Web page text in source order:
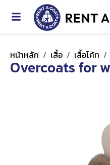
หน้าหลัก / เสื้อ / เสื้อโค้ท /
Overcoats for